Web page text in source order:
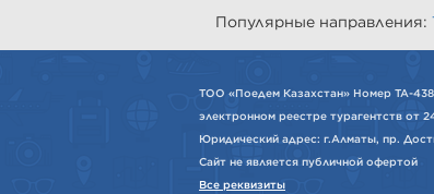
Популярные направления:
ТОО «Поедем Казахстан» Номер ТА-438
электронном реестре турагентств от
Юридический адрес: г.Алматы, пр.
Сайт не является публичной офертой
Все реквизиты